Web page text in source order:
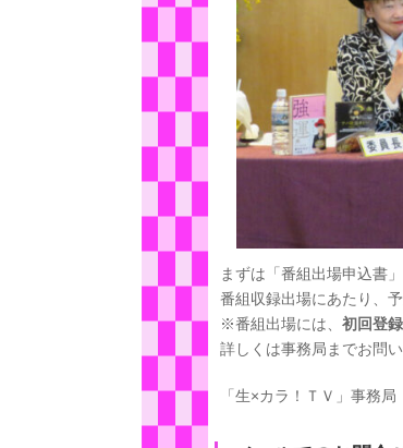
まずは「番組出場申込書
番組収録出場にあたり、
※番組出場には、 初回登
詳しくは事務局までお問
「生×カラ！ＴＶ」事務